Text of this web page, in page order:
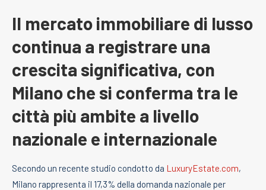
Il mercato immobiliare di lusso
continua a registrare una
crescita significativa, con
Milano che si conferma tra le
città più ambite a livello
nazionale e internazionale
Secondo un recente studio condotto da LuxuryEstate.com,
Milano rappresenta il 17,3% della domanda nazionale per